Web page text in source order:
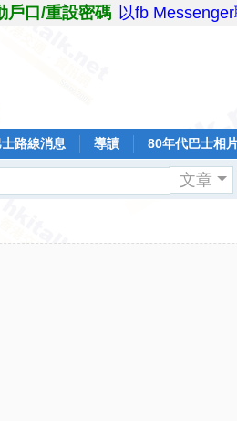
戶口/重設密碼 以fb
士路線消息 導讀 80年代巴士相
文章